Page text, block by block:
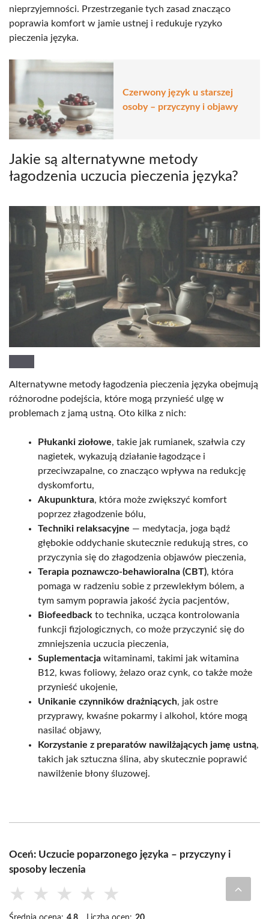
nieprzyjemności. Przestrzeganie tych zasad znacząco
poprawia komfort w jamie ustnej i redukuje ryzyko
pieczenia języka.
Czerwony język u starszej
osoby – przyczyny i objawy
Jakie są alternatywne metody
łagodzenia uczucia pieczenia języka?
Alternatywne metody łagodzenia pieczenia języka obejmują
różnorodne podejścia, które mogą przynieść ulgę w
problemach z jamą ustną. Oto kilka z nich:
Płukanki ziołowe, takie jak rumianek, szałwia czy
nagietek, wykazują działanie łagodzące i
przeciwzapalne, co znacząco wpływa na redukcję
dyskomfortu,
Akupunktura, która może zwiększyć komfort
poprzez złagodzenie bólu,
Techniki relaksacyjne — medytacja, joga bądź
głębokie oddychanie skutecznie redukują stres, co
przyczynia się do złagodzenia objawów pieczenia,
Terapia poznawczo-behawioralna (CBT), która
pomaga w radzeniu sobie z przewlekłym bólem, a
tym samym poprawia jakość życia pacjentów,
Biofeedback to technika, ucząca kontrolowania
funkcji fizjologicznych, co może przyczynić się do
zmniejszenia uczucia pieczenia,
Suplementacja witaminami, takimi jak witamina
B12, kwas foliowy, żelazo oraz cynk, co także może
przynieść ukojenie,
Unikanie czynników drażniących, jak ostre
przyprawy, kwaśne pokarmy i alkohol, które mogą
nasilać objawy,
Korzystanie z preparatów nawilżających jamę ustną,
takich jak sztuczna ślina, aby skutecznie poprawić
nawilżenie błony śluzowej.
Oceń: Uczucie poparzonego języka – przyczyny i
sposoby leczenia
★ ★ ★ ★ ★